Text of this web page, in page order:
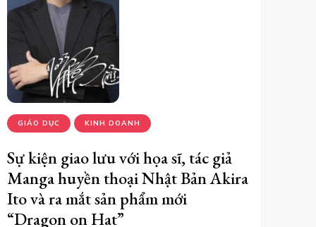
GIÁO DỤC KINH DOANH
Sự kiện giao lưu với họa sĩ, tác giả
Manga huyền thoại Nhật Bản Akira
Ito và ra mắt sản phẩm mới
“Dragon on Hat”